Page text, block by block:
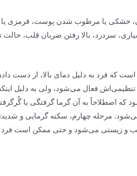
خشکی یا مرطوب شدن پوست، قرمزی یا
سردرد، بالا رفتن ضربان قلب، حالت
که فرد به دلیل دمای بالا، از دست
فعال می‌شود، ولی به دلیل اینکه
که اصطلاحاً به آن گرما گرفتگی یا
مرحله چهارم، سکته گرمایی و
قلب و زیستی می‌شود و حتی ممکن است